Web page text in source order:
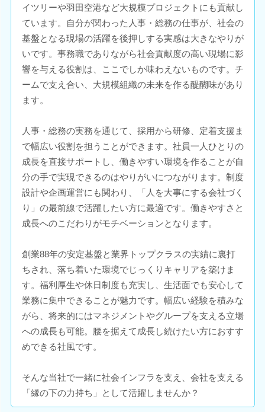
イツリーや羽田空港など大規模プロジェクトにも貢献し
ています。自分が関わった人事・総務の仕事が、社会の
基盤となる現場の活躍を後押しする実感は大きなやりが
いです。事務職でありながら社会貢献度の高い現場に影
響を与える役割は、ここでしか味わえないものです。チ
ームで支え合い、大規模組織の未来を作る醍醐味があり
ます。
人事・総務の実務を通じて、採用から研修、定着支援ま
で幅広い役割を担うことができます。社員一人ひとりの
成長を直接サポートし、働きやすい環境を作ることが自
分の手で実現できるのはやりがいにつながります。制度
設計や企画運営にも関わり、「人を大事にする会社づく
り」の最前線で活躍したい方に最適です。働きやすさと
成長へのこだわりがモチベーションとなります。
創業88年の安定基盤と業界トップクラスの実績に裏打
ちされ、落ち着いた環境でじっくりキャリアを築けま
す。福利厚生や休日制度も充実し、生活面でも安心して
業務に集中できることが魅力です。幅広い経験を積みな
がら、将来的にはマネジメントやグループを支える立場
への成長も可能。腰を据えて成長し続けたい方におすす
めできる社風です。
そんな当社で一緒に社会インフラを支え、会社を支える
「縁の下の力持ち」として活躍しませんか？